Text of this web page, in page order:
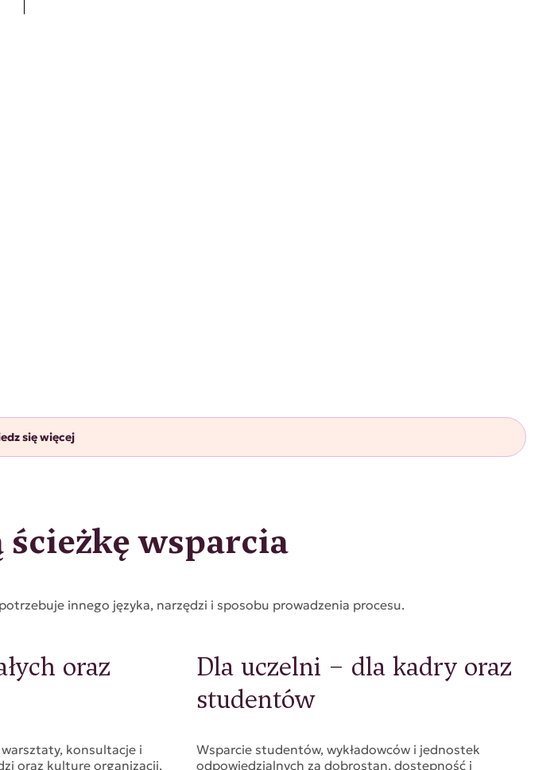
się więcej
wsparcia
innego języka, narzędzi i sposobu prowadzenia procesu.
oraz
konsultacje i
oraz kulturę organizacji.
Dla uczelni – dla kadry oraz
studentów
Wsparcie studentów, wykładowców i jednostek
odpowiedzialnych za dobrostan, dostępność i